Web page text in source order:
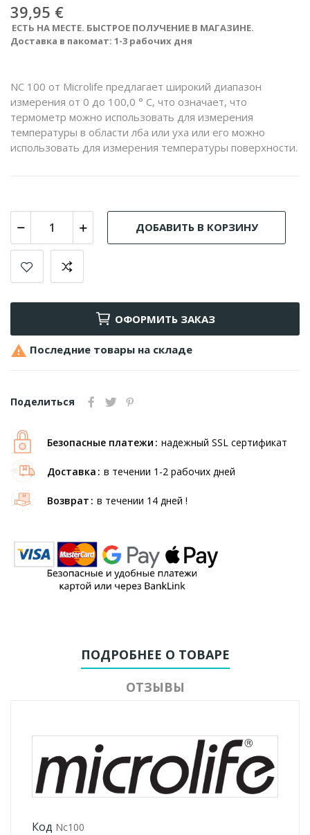
39,95 €
ЕСТЬ НА МЕСТЕ. БЫСТРОЕ ПОЛУЧЕНИЕ В МАГАЗИНЕ.
Доставка в пакомат: 1-3 рабочих дня
NC 100 от Microlife предлагает широкий диапазон
измерения от 0 до 100,0 ° C, что означает, что
термометр можно использовать для измерения
температуры в области лба или уха или его можно
использовать для измерения температуры поверхности.
ДОБАВИТЬ В КОРЗИНУ
ОФОРМИТЬ ЗАКАЗ
 Последние товары на складе
Поделиться
Безопасные платежи надежный SSL сертификат
Доставка в течении 1-2 рабочих дней
Возврат в течении 14 дней !
ПОДРОБНЕЕ О ТОВАРЕ
ОТЗЫВЫ
Код Nc100